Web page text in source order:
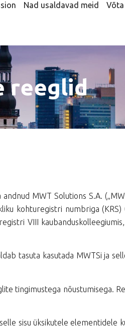
Nad usaldavad meid Võta
reeglid
MWT Solutions S.A.
kohturegistri numbriga
VIII
tasuta kasutada MWTSi ja
tingimustega nõustumisega.
sisu üksikutele elementidele